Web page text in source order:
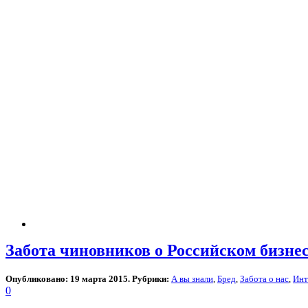
Забота чиновников о Российском
Опубликовано: 19 марта 2015. Рубрики: А вы знали Бред Забота о нас
0